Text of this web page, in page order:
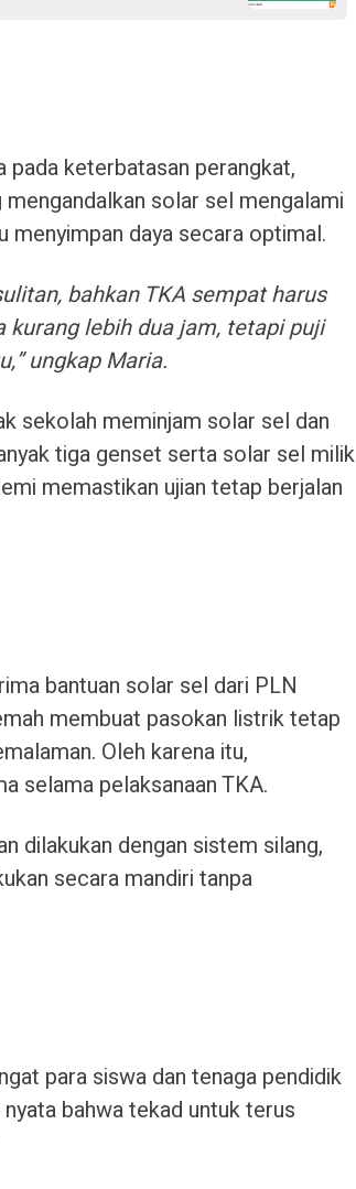
pada keterbatasan perangkat,
solar sel mengalami
menyimpan daya secara optimal.
bahkan TKA sempat harus
kurang lebih dua jam, tetapi puji
ungkap Maria.
sekolah meminjam solar sel dan
tiga genset serta solar sel milik
memastikan ujian tetap berjalan
bantuan solar sel dari PLN
membuat pasokan listrik tetap
Oleh karena itu,
selama pelaksanaan TKA.
dilakukan dengan sistem silang,
secara mandiri tanpa
para siswa dan tenaga pendidik
bahwa tekad untuk terus